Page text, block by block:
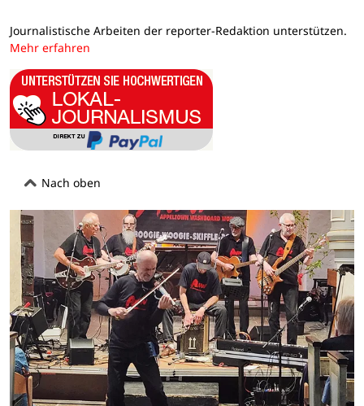
Journalistische Arbeiten der reporter-Redaktion unterstützen.
Mehr erfahren
Nach oben